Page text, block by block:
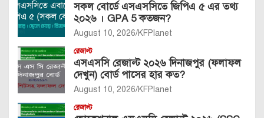
সকল বোর্ডে এসএসসিতে জিপিএ ৫ এর তথ্য
২০২৬ । GPA 5 কতজন?
August 10, 2026 KFPlanet
রেজাল্ট
এসএসসি রেজাল্ট ২০২৬ দিনাজপুর (ফলাফল
দেখুন) বোর্ড পাসের হার কত?
August 10, 2026 KFPlanet
রেজাল্ট